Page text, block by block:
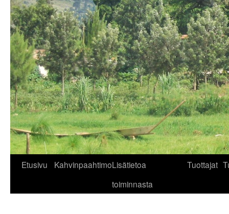
Siirry
Etusivu KahvinpaahtimoLisätietoa
toiminnasta
Tuottajat